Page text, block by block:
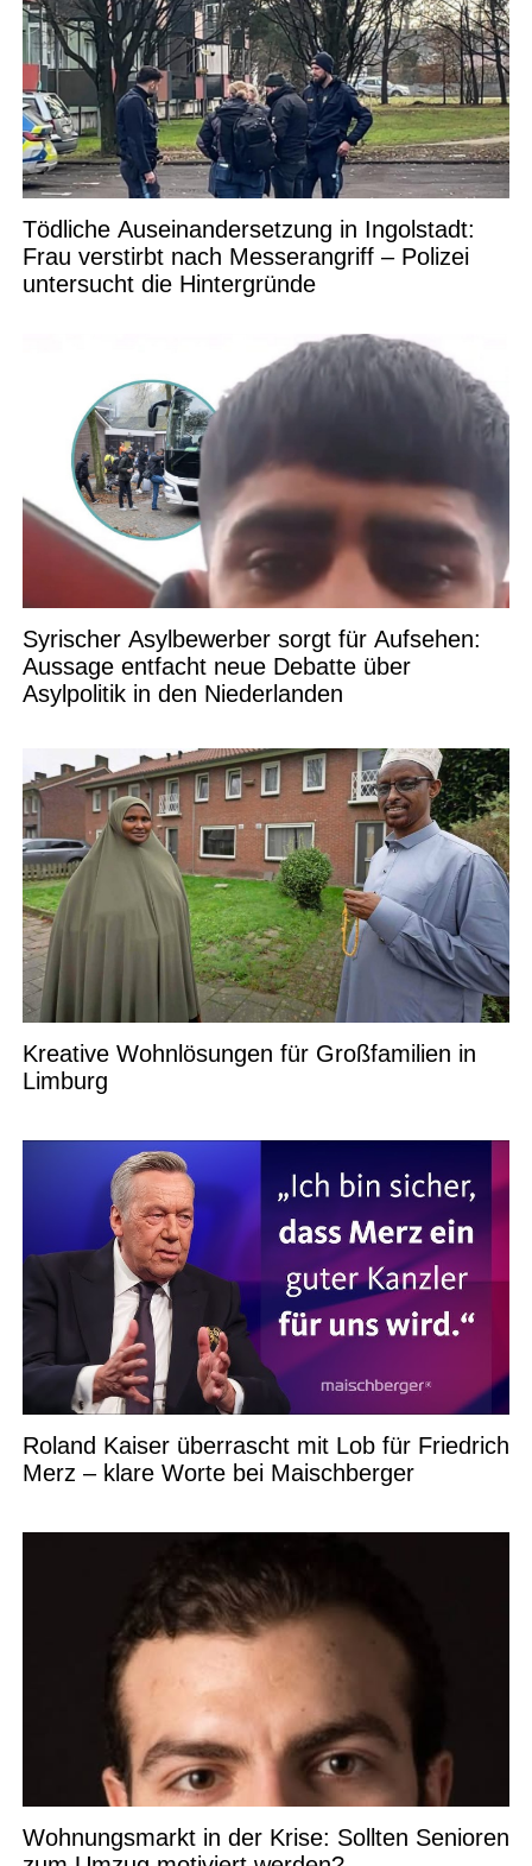
Tödliche Auseinandersetzung in Ingolstadt:
Frau verstirbt nach Messerangriff – Polizei
untersucht die Hintergründe
Syrischer Asylbewerber sorgt für Aufsehen:
Aussage entfacht neue Debatte über
Asylpolitik in den Niederlanden
Kreative Wohnlösungen für Großfamilien in
Limburg
Roland Kaiser überrascht mit Lob für Friedrich
Merz – klare Worte bei Maischberger
Wohnungsmarkt in der Krise: Sollten Senioren